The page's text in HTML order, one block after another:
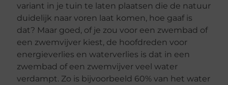
variant in je tuin te laten plaatsen die de natuur
duidelijk naar voren laat komen, hoe gaaf is
dat? Maar goed, of je zou voor een zwembad of
een zwemvijver kiest, de hoofdreden voor
energieverlies en waterverlies is dat in een
zwembad of een zwemvijver veel water
verdampt. Zo is bijvoorbeeld 60% van het water